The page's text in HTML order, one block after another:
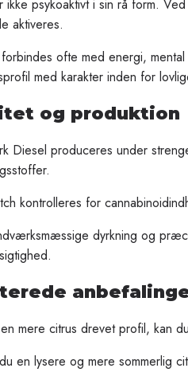
ikke psykoaktivt i sin rå form.
aktiveres.
ofte med energi,
med karakter inden for
og produktion
Diesel produceres under
kontrolleres for
dyrkning og
mere citrus drevet profil, kan
en lysere og mere sommerlig